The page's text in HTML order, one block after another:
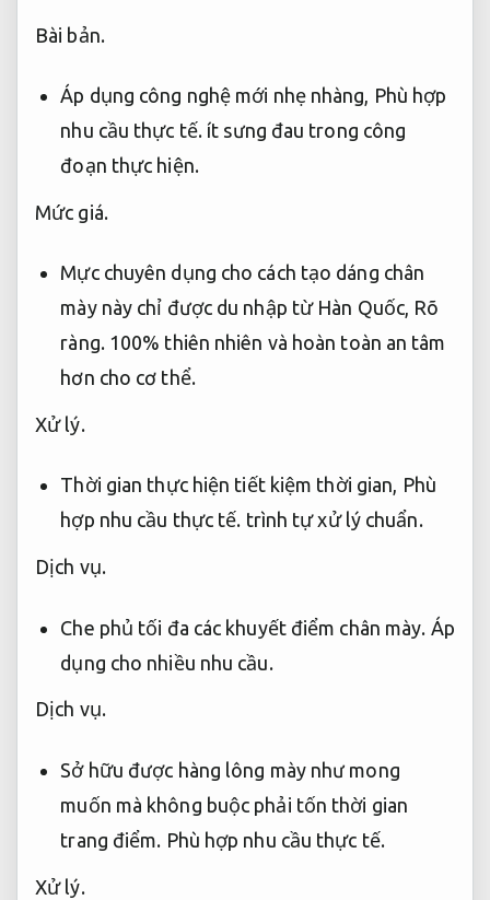
Bài bản.
Áp dụng công nghệ mới nhẹ nhàng, Phù hợp
nhu cầu thực tế. ít sưng đau trong công
đoạn thực hiện.
Mức giá.
Mực chuyên dụng cho cách tạo dáng chân
mày này chỉ được du nhập từ Hàn Quốc, Rõ
ràng.100% thiên nhiên và hoàn toàn an tâm
hơn cho cơ thể.
Xử lý.
Thời gian thực hiện tiết kiệm thời gian, Phù
hợp nhu cầu thực tế. trình tự xử lý chuẩn.
Dịch vụ.
Che phủ tối đa các khuyết điểm chân mày. Áp
dụng cho nhiều nhu cầu.
Dịch vụ.
Sở hữu được hàng lông mày như mong
muốn mà không buộc phải tốn thời gian
trang điểm. Phù hợp nhu cầu thực tế.
Xử lý.